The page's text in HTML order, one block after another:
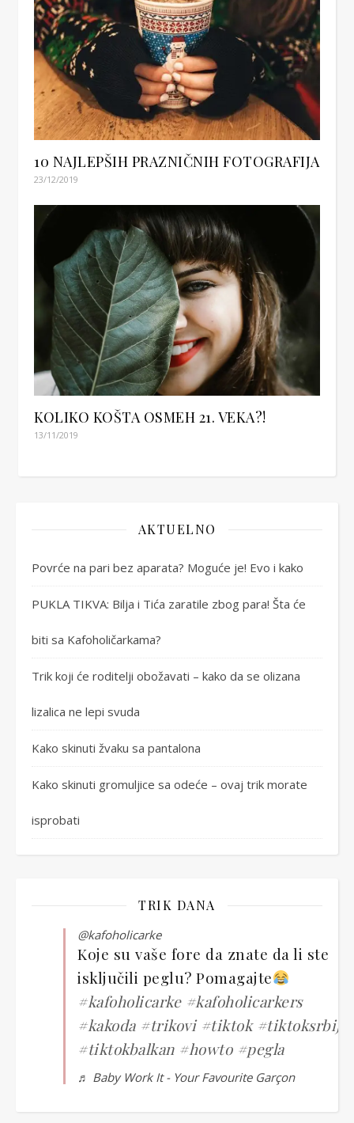
10 NAJLEPŠIH PRAZNIČNIH FOTOGRAFIJA
23/12/2019
KOLIKO KOŠTA OSMEH 21. VEKA?!
13/11/2019
AKTUELNO
Povrće na pari bez aparata? Moguće je! Evo i kako
PUKLA TIKVA: Bilja i Tića zaratile zbog para! Šta će
biti sa Kafoholičarkama?
Trik koji će roditelji obožavati – kako da se olizana
lizalica ne lepi svuda
Kako skinuti žvaku sa pantalona
Kako skinuti gromuljice sa odeće – ovaj trik morate
isprobati
TRIK DANA
@kafoholicarke
Koje su vaše fore da znate da li ste
isključili peglu? Pomagajte
#kafoholicarke #kafoholicarkers
#kakoda #trikovi #tiktok #tiktoksrbija
#tiktokbalkan #howto #pegla
♬ Baby Work It - Your Favourite Garçon